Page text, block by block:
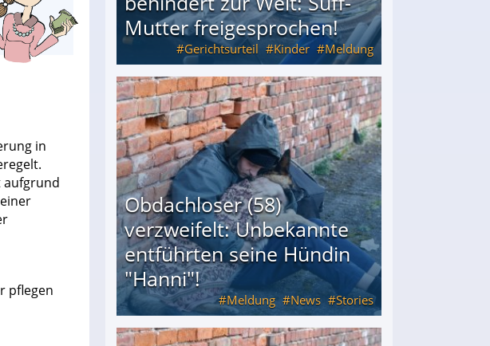
in
aufgrund
pflegen
Mutter freigesprochen!
Gerichtsurteil Kinder Meldung
zur Welt: Suff-Mutter freigesprochen!
Obdachloser (58)
verzweifelt: Unbekannte
entführten seine Hündin
"Hanni"!
Meldung News Stories